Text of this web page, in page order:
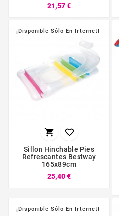
21,57 €
¡Disponible Sólo En Internet!
 
Sillon Hinchable Pies
Refrescantes Bestway
165x89cm
25,40 €
¡Disponible Sólo En Internet!